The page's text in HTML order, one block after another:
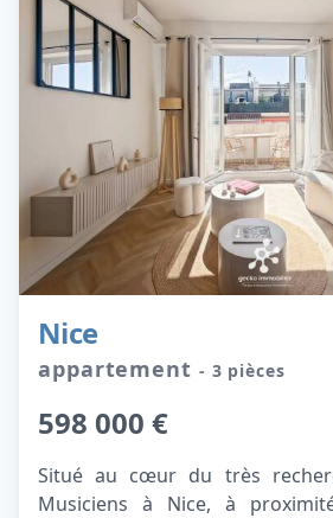
Nice
appartement - 3 pièces
598 000 €
Situé au cœur du très
Musiciens à Nice, à